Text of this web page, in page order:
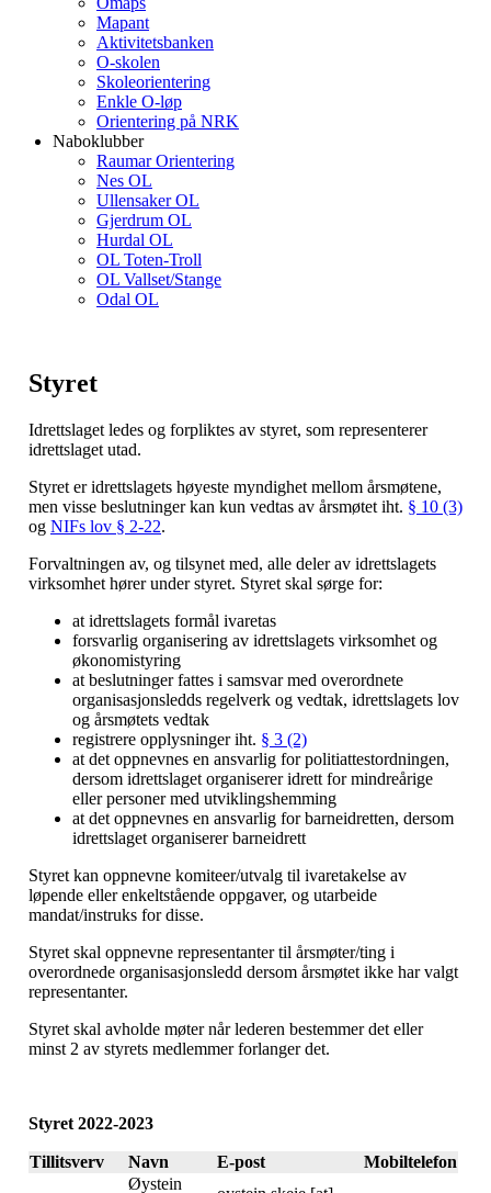
Mapant
Aktivitetsbanken
O-skolen
Skoleorientering
Enkle O-løp
Orientering på NRK
Naboklubber
Raumar Orientering
Nes OL
Ullensaker OL
Gjerdrum OL
Hurdal OL
OL Toten-Troll
OL Vallset/Stange
Odal OL
Styret
Idrettslaget ledes og forpliktes av styret, som representerer
idrettslaget utad.
Styret er idrettslagets høyeste myndighet mellom årsmøtene,
men visse beslutninger kan kun vedtas av årsmøtet iht. § 10 (3)
og NIFs lov § 2-22.
Forvaltningen av, og tilsynet med, alle deler av idrettslagets
virksomhet hører under styret. Styret skal sørge for:
at idrettslagets formål ivaretas
forsvarlig organisering av idrettslagets virksomhet og
økonomistyring
at beslutninger fattes i samsvar med overordnete
organisasjonsledds regelverk og vedtak, idrettslagets lov
og årsmøtets vedtak
registrere opplysninger iht. § 3 (2)
at det oppnevnes en ansvarlig for politiattestordningen,
dersom idrettslaget organiserer idrett for mindreårige
eller personer med utviklingshemming
at det oppnevnes en ansvarlig for barneidretten, dersom
idrettslaget organiserer barneidrett
Styret kan oppnevne komiteer/utvalg til ivaretakelse av
løpende eller enkeltstående oppgaver, og utarbeide
mandat/instruks for disse.
Styret skal oppnevne representanter til årsmøter/ting i
overordnede organisasjonsledd dersom årsmøtet ikke har valgt
representanter.
Styret skal avholde møter når lederen bestemmer det eller
minst 2 av styrets medlemmer forlanger det.
Styret 2022-2023
Tillitsverv Navn E-post
Mobiltelefon
Øystein